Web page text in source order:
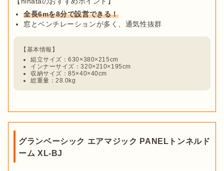
全長6mを8分で設営できる！
窓とベンチレーションが多く、通気性抜群
組立サイズ：630×380×215cm
インナーサイズ：320×210×195cm
収納サイズ：85×40×40cm
総重量：28.0kg
グランベーシック エアマジック PANELトンネルド
ーム XL-BJ